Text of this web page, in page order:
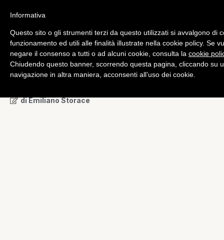
Nazionali
VIDEO – Rammarico De
Biasi: “Peccato, potevamo
diEmiliano Storace
Informativa
Questo sito o gli strumenti terzi da questo utilizzati si avvalgono di
funzionamento ed utili alle finalità illustrate nella cookie policy. Se
negare il consenso a tutti o ad alcuni cookie, consulta la cookie
Chiudendo questo banner, scorrendo questa pagina, cliccando su
navigazione in altra maniera, acconsenti all’uso dei cookie.